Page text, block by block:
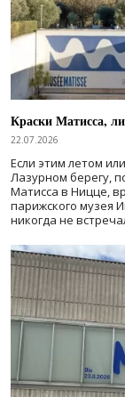
Краски Матисса,
22.07.2026
Если этим летом
Лазурном берегу,
Матисса в Ницце,
парижского музея
никогда не